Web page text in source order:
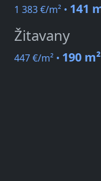
1 383 €/m² • 141
Žitavany
447 €/m² • 190 m²